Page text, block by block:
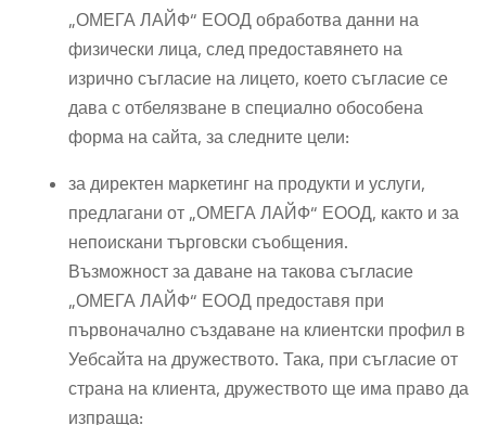
„ОМЕГА ЛАЙФ“ ЕООД обработва данни на
физически лица, след предоставянето на
изрично съгласие на лицето, което съгласие се
дава с отбелязване в специално обособена
форма на сайта, за следните цели:
за директен маркетинг на продукти и услуги,
предлагани от „ОМЕГА ЛАЙФ“ ЕООД, както и за
непоискани търговски съобщения.
Възможност за даване на такова съгласие
„ОМЕГА ЛАЙФ“ ЕООД предоставя при
първоначално създаване на клиентски профил в
Уебсайта на дружеството. Така, при съгласие от
страна на клиента, дружеството ще има право да
изпраща: